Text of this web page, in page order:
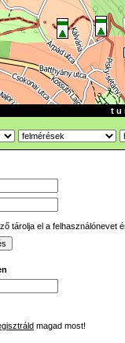
t u
tárolja el a felhasználónevet
magad most!